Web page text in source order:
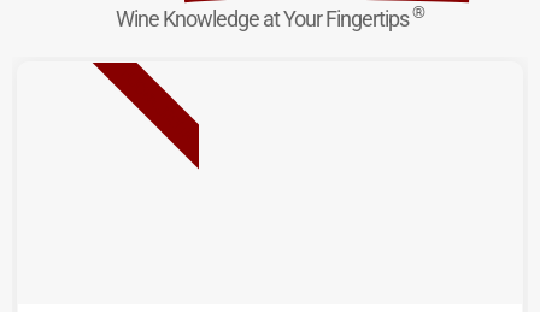
Wine Knowledge at Your Fingertips®
NUOVA USCITA